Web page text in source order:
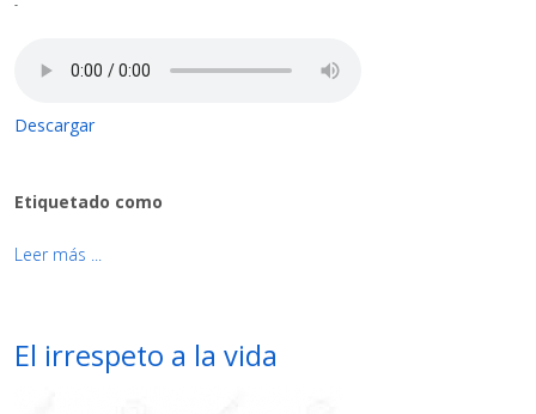
-
Descargar
Etiquetado como
Leer más ...
El irrespeto a la vida